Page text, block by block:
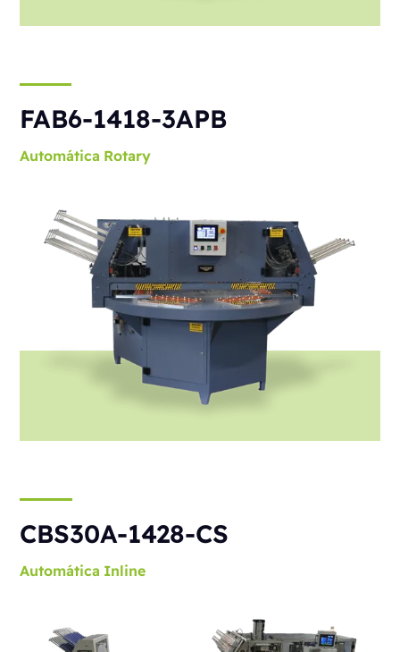
FAB6-1418-3APB
Automática Rotary
CBS30A-1428-CS
Automática Inline